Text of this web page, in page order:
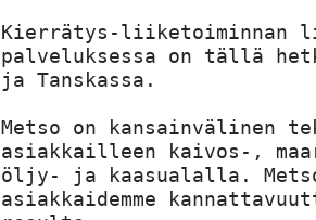
Kierrätys-liiketoiminnan
palveluksessa on tällä
ja Tanskassa.
Metso on kansainvälinen
asiakkailleen kaivos-,
öljy- ja kaasualalla.
asiakkaidemme